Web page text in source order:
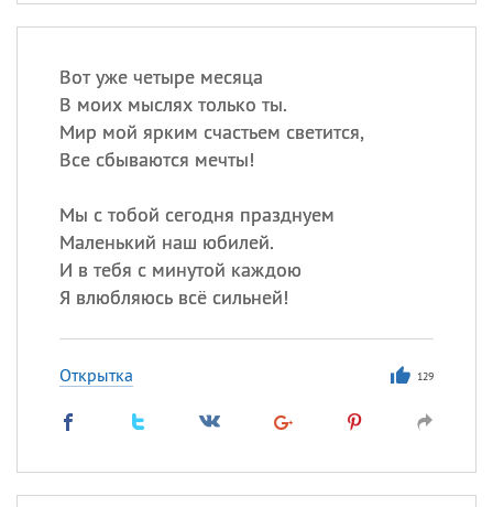
Вот уже четыре месяца
В моих мыслях только ты.
Мир мой ярким счастьем светится,
Все сбываются мечты!
Мы с тобой сегодня празднуем
Маленький наш юбилей.
И в тебя с минутой каждою
Я влюбляюсь всё сильней!
Открытка 129